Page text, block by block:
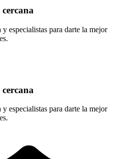
especialistas para darte la mejor
especialistas para darte la mejor